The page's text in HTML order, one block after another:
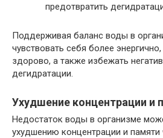
предотвратить
Поддерживая баланс воды в
чувствовать себя более
здорово, а также избежать
дегидратации.
Ухудшение концентрации и
Недостаток воды в организме
ухудшению концентрации и памяти